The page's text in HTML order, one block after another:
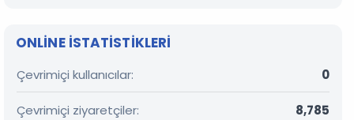
ONLINE ISTATISTIKLERI
Çevrimiçi kullanıcılar 0
Çevrimiçi ziyaretçiler 8,785